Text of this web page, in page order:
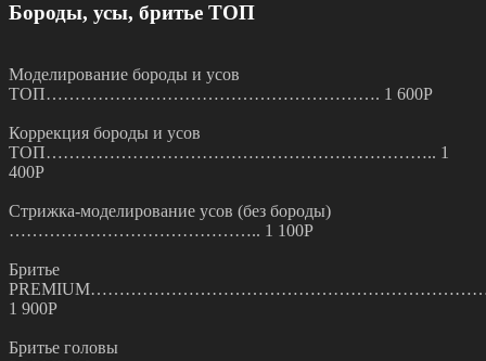
Бороды, усы, бритье ТОП
Моделирование бороды и усов
ТОП…………………………………………………. 1 600Р
Коррекция бороды и усов
ТОП………………………………………………………….. 1
400Р
Стрижка-моделирование усов (без бороды)
…………………………………….. 1 100Р
Бритье
1 900Р
Бритье головы